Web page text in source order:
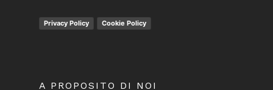
Privacy Policy Cookie Policy
A PROPOSITO DI NOI